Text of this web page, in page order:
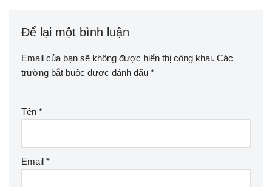
Để lại một bình luận
Email của bạn sẽ không được hiển thị công khai. Các
trường bắt buộc được đánh dấu *
Tên *
Email *